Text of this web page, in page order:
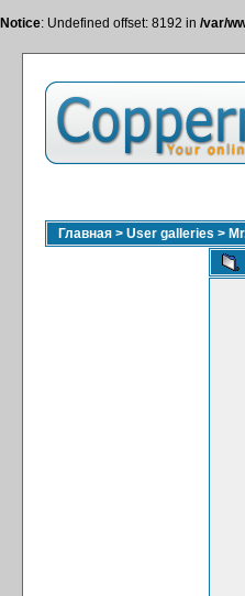
Notice: Undefined offset: 8192 in /var/
Главная > User galleries >